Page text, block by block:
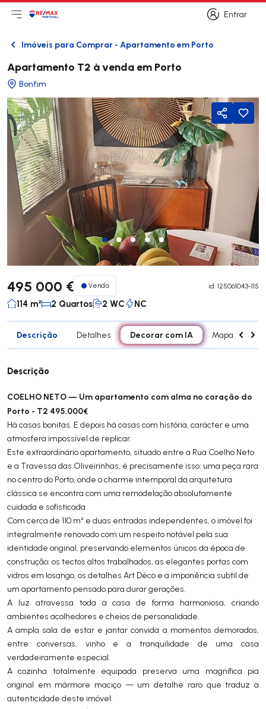
Entrar
Entrar
Abri menu principal
LogoIr para página inicial
VoltarImóveis para Comprar - Apartamento em Porto
Apartamento T2 à venda em Porto
Bonfim
Partilhar
495 000 € Venda id. 125061043-115
114 m² 2 Quartos 2 WC NC
Descrição Detalhes Decorar com IA Mapa
Descrição
COELHO NETO — Um apartamento com alma no coração do
Porto - T2 495.000€
Há casas bonitas. E depois há casas com história, carácter e uma
atmosfera impossível de replicar.
Este extraordinário apartamento, situado entre a Rua Coelho Neto
e a Travessa das Oliveirinhas, é precisamente isso: uma peça rara
no centro do Porto, onde o charme intemporal da arquitetura
clássica se encontra com uma remodelação absolutamente
cuidada e sofisticada.
Com cerca de 110 m² e duas entradas independentes, o imóvel foi
integralmente renovado com um respeito notável pela sua
identidade original, preservando elementos únicos da época de
construção: os tectos altos trabalhados, as elegantes portas com
vidros em losango, os detalhes Art Déco e a imponência subtil de
um apartamento pensado para durar gerações.
A luz atravessa toda a casa de forma harmoniosa, criando
ambientes acolhedores e cheios de personalidade.
A ampla sala de estar e jantar convida a momentos demorados,
entre conversas, vinho e a tranquilidade de uma casa
verdadeiramente especial.
A cozinha totalmente equipada preserva uma magnífica pia
original em mármore maciço — um detalhe raro que traduz a
autenticidade deste imóvel.